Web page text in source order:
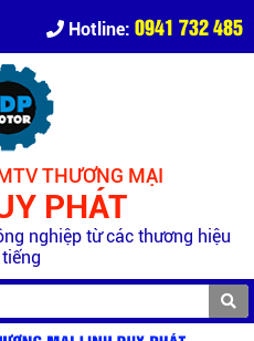
Hotline: 0941 732 485
THƯƠNG MẠI
PHÁT
nghiệp từ các thương hiệu